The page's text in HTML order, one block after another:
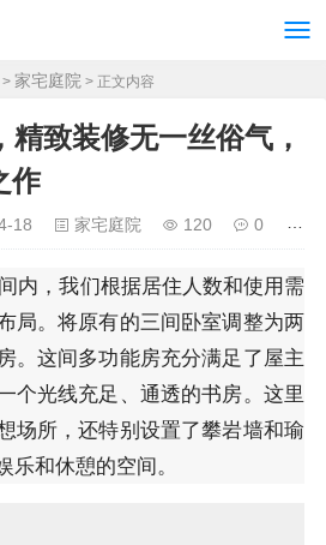
> 家宅庭院 > 正文内容
精致装修无一丝俗气，
作
18 家宅庭院 120 0
内，我们根据居住人数和使用需
局。将原有的三间卧室调整为两
。这间多功能房充分满足了屋主
个光线充足、通透的书房。这里
场所，还特别设置了攀岩墙和瑜
和休憩的空间。